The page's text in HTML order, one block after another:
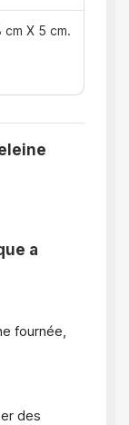
cm X 5 cm.
a
fournée,
des